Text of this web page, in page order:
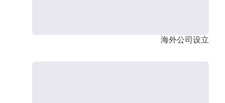
海外公司设立